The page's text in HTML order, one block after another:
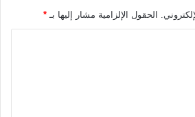
الحقول الإلزامية مشار إليها بـ *